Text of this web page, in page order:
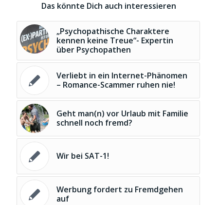
Das könnte Dich auch interessieren
„Psychopathische Charaktere
kennen keine Treue“- Expertin
über Psychopathen
Verliebt in ein Internet-Phänomen
– Romance-Scammer ruhen nie!
Geht man(n) vor Urlaub mit Familie
schnell noch fremd?
Wir bei SAT-1!
Werbung fordert zu Fremdgehen
auf